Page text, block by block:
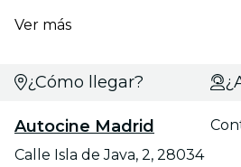
Ver más
¿Cómo llegar?
Autocine Madrid
Calle Isla de Java, 2, 28034